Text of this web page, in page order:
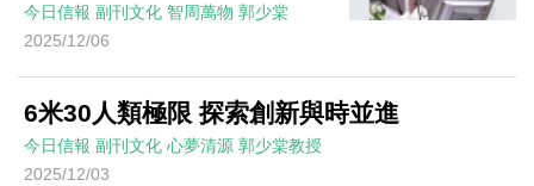
今日信報 副刊文化 智周萬物 郭少棠
2025/12/06
6米30人類極限 探索創新與時並進
今日信報 副刊文化 心夢清源 郭少棠教授
2025/12/03